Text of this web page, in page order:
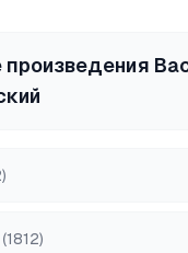
произведения
)
(1812)